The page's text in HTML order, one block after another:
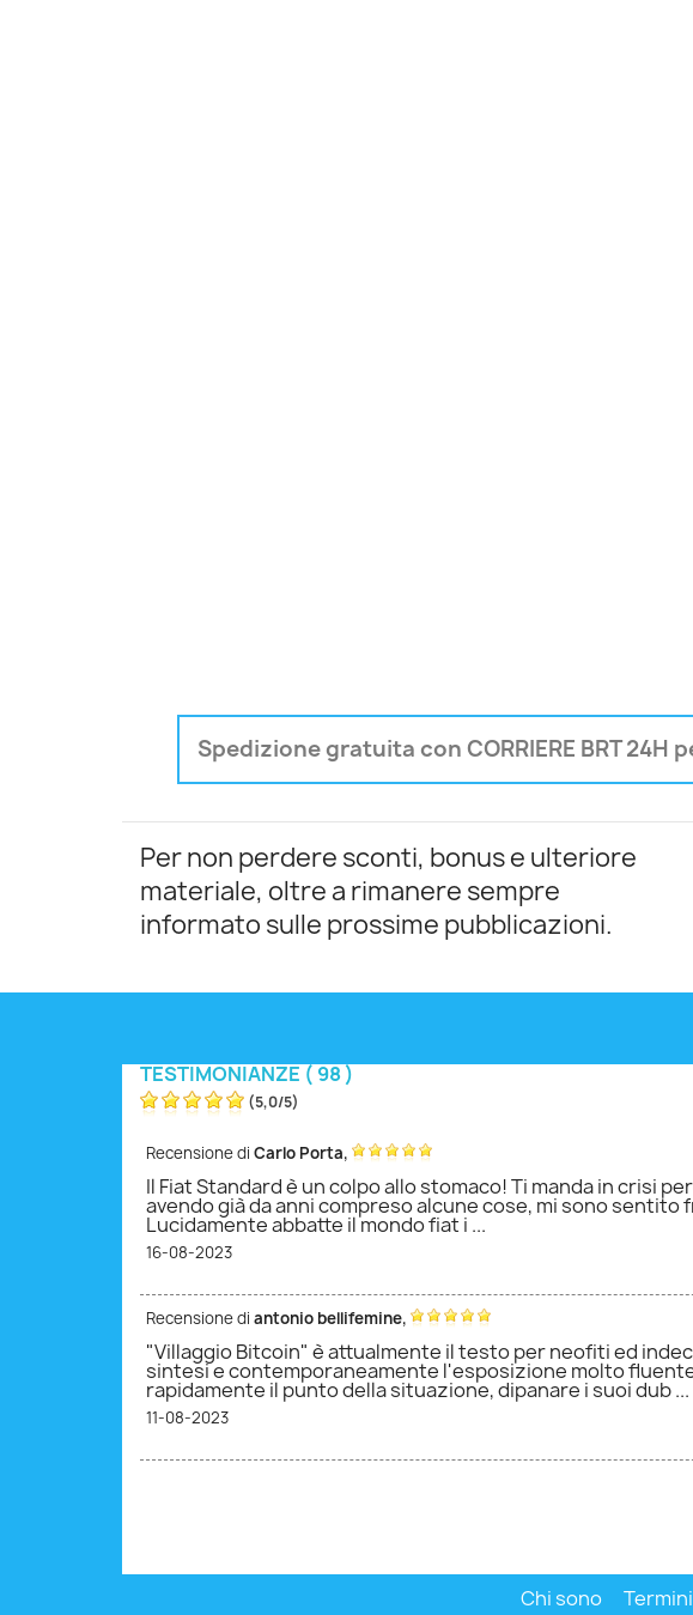
Spedizione gratuita con CORRIERE BRT
Per non perdere sconti, bonus e ulteriore
materiale, oltre a rimanere sempre
informato sulle prossime pubblicazioni.
TESTIMONIANZE ( 98 )
(5,0/5)
Recensione di Carlo Porta,
Il Fiat Standard è un colpo allo stomaco! Ti manda in crisi
avendo già da anni compreso alcune cose, mi sono
Lucidamente abbatte il mondo fiat i ...
16-08-2023
Recensione di antonio bellifemine,
"Villaggio Bitcoin" è attualmente il testo per neofiti ed
sintesi e contemporaneamente l'esposizione molto
rapidamente il punto della situazione, dipanare i suoi dub ...
11-08-2023
Chi sono